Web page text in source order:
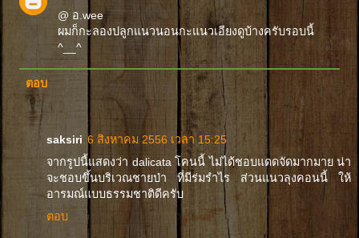
@ อ.wee
ผมก็กะลองปลูกแนวนอนกะแนวเอียงดูบ้างครับรอบนี้
^__^
ตอบ
saksiri 6 สิงหาคม 2556 เวลา 15:25
จากรูปนี้แสดงว่า dalicata โคนนี้ ไม่ได้ชอบแดดจัดมากมาย น่า
จะชอบขึ้นบริเวณชายป่า ที่มีร่มรำไร ส่วนแนวลุงคอนนี้ ให้
อารมณ์แบบธรรมชาติดีครับ
ตอบ